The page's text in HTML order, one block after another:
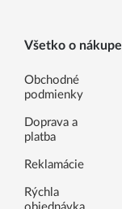
Všetko o nákupe
Obchodné
podmienky
Doprava a
platba
Reklamácie
Rýchla